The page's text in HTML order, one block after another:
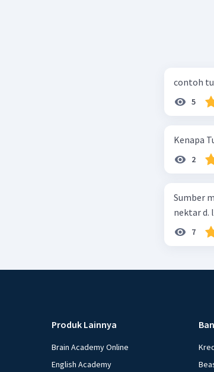
contoh
5
Kenapa
2
Sumber
nektar d.
7
Produk Lainnya
Brain Academy Online
English Academy